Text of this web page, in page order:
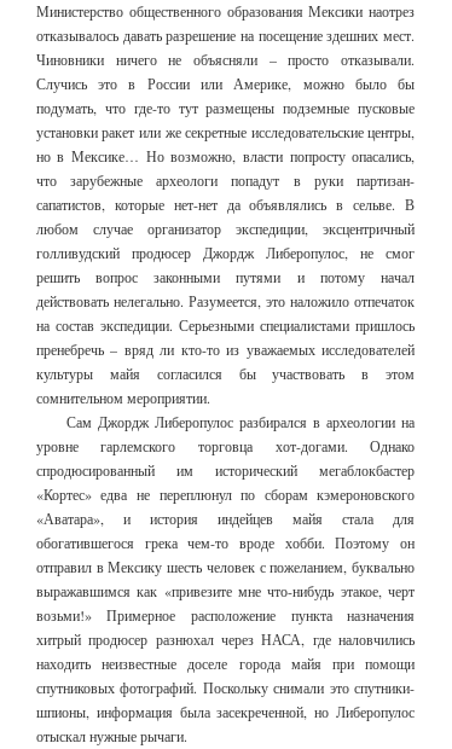
Министерство общественного образования Мексики наотрез
отказывалось давать разрешение на посещение здешних мест.
Чиновники ничего не объясняли – просто отказывали.
Случись это в России или Америке, можно было бы
подумать, что где-то тут размещены подземные пусковые
установки ракет или же секретные исследовательские центры,
но в Мексике… Но возможно, власти попросту опасались,
что зарубежные археологи попадут в руки партизан-
сапатистов, которые нет-нет да объявлялись в сельве. В
любом случае организатор экспедиции, эксцентричный
голливудский продюсер Джордж Либеропулос, не смог
решить вопрос законными путями и потому начал
действовать нелегально. Разумеется, это наложило отпечаток
на состав экспедиции. Серьезными специалистами пришлось
пренебречь – вряд ли кто-то из уважаемых исследователей
культуры майя согласился бы участвовать в этом
сомнительном мероприятии.
Сам Джордж Либеропулос разбирался в археологии на
уровне гарлемского торговца хот-догами. Однако
спродюсированный им исторический мегаблокбастер
«Кортес» едва не переплюнул по сборам кэмероновского
«Аватара», и история индейцев майя стала для
обогатившегося грека чем-то вроде хобби. Поэтому он
отправил в Мексику шесть человек с пожеланием, буквально
выражавшимся как «привезите мне что-нибудь этакое, черт
возьми!» Примерное расположение пункта назначения
хитрый продюсер разнюхал через НАСА, где наловчились
находить неизвестные доселе города майя при помощи
спутниковых фотографий. Поскольку снимали это спутники-
шпионы, информация была засекреченной, но Либеропулос
отыскал нужные рычаги.